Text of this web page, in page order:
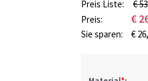
Preis Liste:
€
Preis:
€
Sie sparen: €